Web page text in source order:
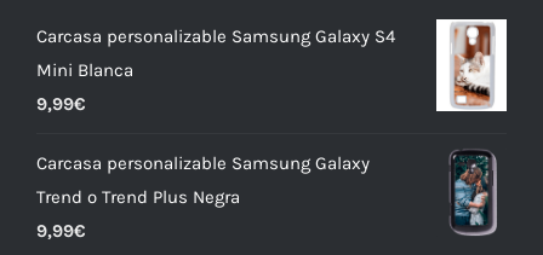
Carcasa personalizable Samsung Galaxy S4
Mini Blanca
9,99€
Carcasa personalizable Samsung Galaxy
Trend o Trend Plus Negra
9,99€